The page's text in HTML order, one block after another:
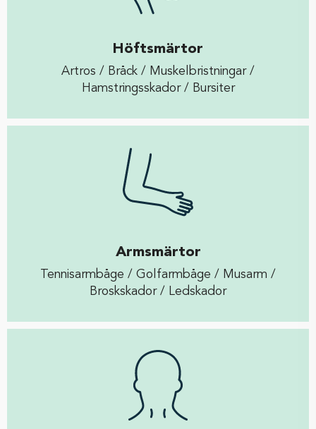
Höftsmärtor
Artros / Bråck / Muskelbristningar /
Hamstringsskador / Bursiter
Armsmärtor
Tennisarmbåge / Golfarmbåge / Musarm /
Broskskador / Ledskador